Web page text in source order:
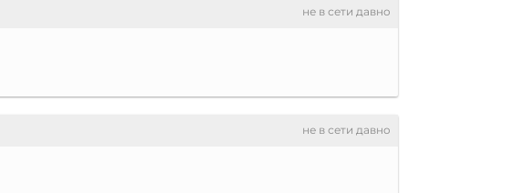
не в сети давно
не в сети давно